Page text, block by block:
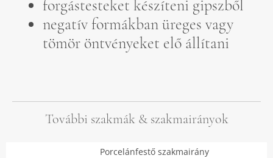
forgástesteket készíteni gipszből
negatív formákban üreges vagy
tömör öntvényeket elő állítani
További szakmák & szakmairányok
Porcelánfestő szakmairány